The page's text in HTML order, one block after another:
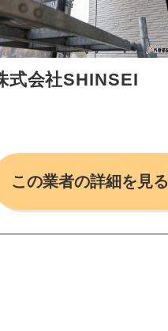
式会社SHINSEI
この業者の詳細を見る